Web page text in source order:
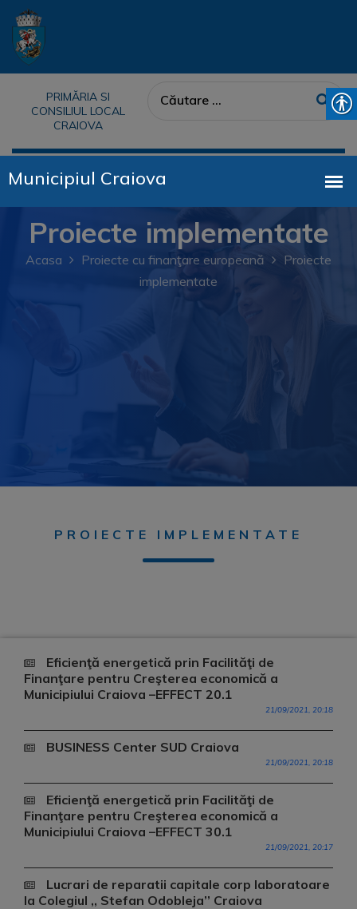
PRIMĂRIA SI
CONSILIUL LOCAL
CRAIOVA
Proiecte implementate
Acasa Proiecte cu finanţare europeană
Proiecte
implementate
PROIECTE IMPLEMENTATE
Eficienţă energetică prin Facilităţi de
Finanţare pentru Creşterea economică a
Municipiului Craiova –EFFECT 20.1
21/09/2021, 20:18
BUSINESS Center SUD Craiova
21/09/2021, 20:18
Eficienţă energetică prin Facilităţi de
Finanţare pentru Creşterea economică a
Municipiului Craiova –EFFECT 30.1
21/09/2021, 20:17
Lucrari de reparatii capitale corp laboratoare
la Colegiul ,, Stefan Odobleja’’ Craiova